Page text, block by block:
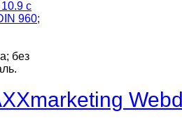
без